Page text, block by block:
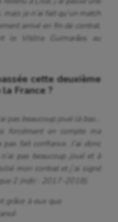
je n’ai fait qu’un match
arrivé en fin de contrat.
le Vitória Guimarães au
cette deuxième
France ?
pas beaucoup joué là bas…
forcément en compte ma
fait confiance. J’ai donc
pas beaucoup joué et à
mon contrat et j’ai signé
2 (ndlr : 2017-2018).
grâce à eux que